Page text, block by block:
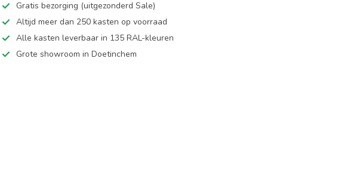
Gratis bezorging (uitgezonderd Sale)
Altijd meer dan 250 kasten op voorraad
Alle kasten leverbaar in 135 RAL-kleuren
Grote showroom in Doetinchem